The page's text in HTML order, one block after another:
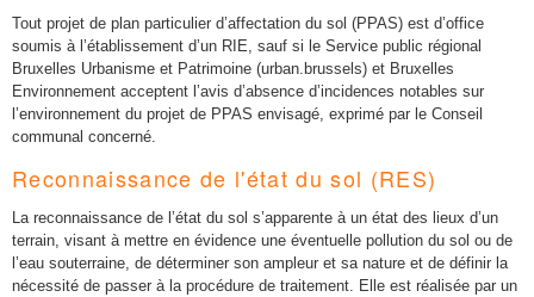
Tout projet de plan particulier d’affectation du sol (PPAS) est d’office
soumis à l’établissement d’un RIE, sauf si le Service public régional
Bruxelles Urbanisme et Patrimoine (urban.brussels) et Bruxelles
Environnement acceptent l’avis d’absence d’incidences notables sur
l’environnement du projet de PPAS envisagé, exprimé par le Conseil
communal concerné.
Reconnaissance de l'état du sol (RES)
La reconnaissance de l’état du sol s’apparente à un état des lieux d’un
terrain, visant à mettre en évidence une éventuelle pollution du sol ou de
l’eau souterraine, de déterminer son ampleur et sa nature et de définir la
nécessité de passer à la procédure de traitement. Elle est réalisée par un